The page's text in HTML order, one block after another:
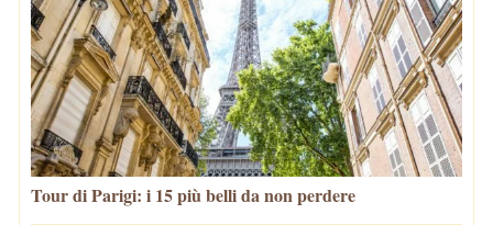
Tour di Parigi: i 15 più belli da non perdere